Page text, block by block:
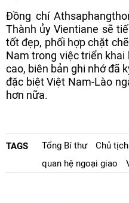
Đồng chí
Thành ủy Vientiane sẽ
tốt đẹp, phối hợp chặt
Nam trong việc triển
cao, biên bản ghi nhớ đã
đặc biệt Việt Nam-Lào
hơn nữa.
TAGS Tổng Bí thư
Chủ
quan hệ ngoại giao